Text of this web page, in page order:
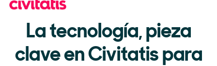
La tecnología, pieza
clave en Civitatis para